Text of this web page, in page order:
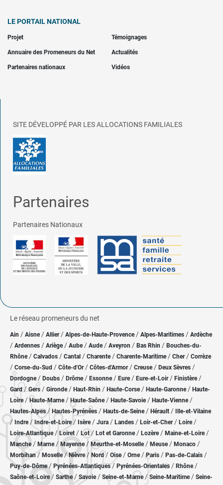
LE PORTAIL NATIONAL
Projet Témoignages
Annuaire des Promeneurs du Net Actualités
Partenaires nationaux Vidéos
SITE DÉVELOPPÉ PAR LES ALLOCATIONS FAMILIALES
Partenaires
Partenaires Nationaux
Le réseau promeneurs du net
Ain / Aisne/ Allier/ Alpes-de-Haute-Provence / Alpes-Maritimes / Ardèche
/ Ardennes / Ariège/ Aube/ Aude / Aveyron / Bas Rhin / Bouches-du-
Rhône/ Calvados / Cantal / Charente / Charente-Maritime/ Cher / Corrèze
/ Corse-du-Sud / Côte-d'Or / Côtes-d'Armor/ Creuse/ Deux Sèvres /
Dordogne/ Doubs / Drôme/ Essonne / Eure/ Eure-et-Loir / Finistère/
Gard/Gers / Gironde/ Haut-Rhin / Haute-Corse/ Haute-Garonne/ Haute-
Loire/Haute-Marne/ Haute-Saône/ Haute-Savoie/ Haute-Vienne/
Hautes-Alpes/ Hautes-Pyrénées / Hauts-de-Seine/ Hérault / Ille-et-Vilaine
/ Indre/ Indre-et-Loire/ Isère/ Jura / Landes / Loir-et-Cher/ Loire/
Loire-Atlantique/ Loiret / Lot/ Lot et Garonne/ Lozère / Maine-et-Loire/
Manche/ Marne/ Mayenne/ Meurthe-et-Moselle/ Meuse/ Monaco /
Morbihan/ Moselle/ Nièvre / Nord/ Oise / Orne/Paris / Pas-de-Calais /
Puy-de-Dôme/ Pyrénées-Atlantiques / Pyrénées-Orientales / Rhône/
Saône-et-Loire/ Sarthe/ Savoie/ Seine-et-Marne/ Seine-Maritime/ Seine-